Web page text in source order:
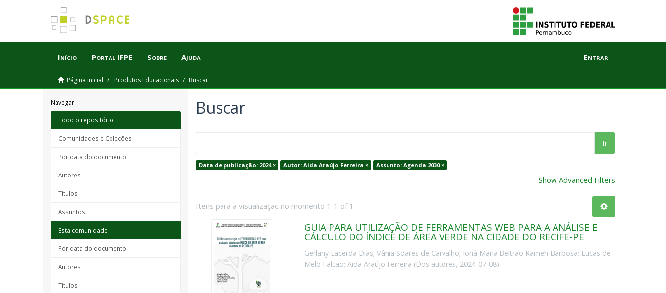
Início Portal IFPE Sobre Ajuda Entrar
Página inicial Produtos Educacionais Buscar
Navegar
Todo o repositório
Comunidades e Coleções
Por data do documento
Autores
Títulos
Assuntos
Esta comunidade
Por data do documento
Autores
Títulos
Buscar
Ir
Data de publicação: 2024 × Autor: Aida Araújo Ferreira × Assunto: Agenda 2030 ×
Show Advanced Filters
Itens para a visualização no momento 1-1 of 1
GUIA PARA UTILIZAÇÃO DE FERRAMENTAS WEB PARA A ANÁLISE E
CÁLCULO DO ÍNDICE DE ÁREA VERDE NA CIDADE DO RECIFE-PE
Gerlany Lacerda Dias; Vânia Soares de Carvalho; Ioná Maria Beltrão Rameh Barbosa; Lucas de
Melo Falcão; Aida Araújo Ferreira (Dos autores, 2024-07-08)